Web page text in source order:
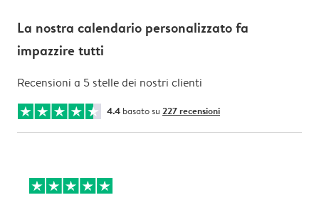
La nostra calendario personalizzato fa
impazzire tutti
Recensioni a 5 stelle dei nostri clienti
4.4 basato su 227 recensioni